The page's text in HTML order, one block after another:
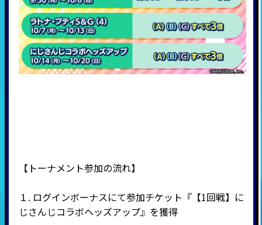
【トーナメント参加の流れ】
１. ログインボーナスにて参加チケット『【1回戦】 に
じさんじコラボヘッズアップ』を獲得